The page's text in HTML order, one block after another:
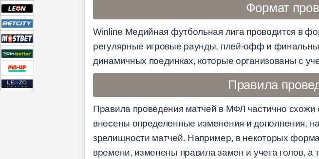
Формат
Winline Медийная футбольная лига проводится в
регулярные игровые раунды, плей-офф и
динамичных поединках, которые организованы с
Правила
Правила проведения матчей в МФЛ частично схожи
внесены определенные изменения и дополнения,
зрелищности матчей. Например, в некоторых
времени, изменены правила замен и учета голов,